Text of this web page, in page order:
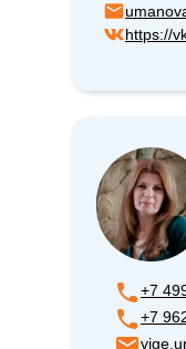
https://
+7
+7